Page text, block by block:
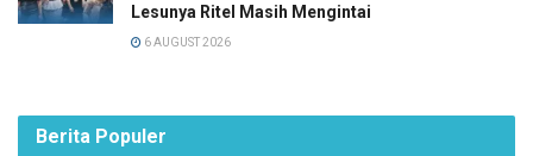
Lesunya Ritel Masih Mengintai
6 AUGUST 2026
Berita Populer